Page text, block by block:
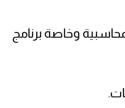
وخاصة برنامج